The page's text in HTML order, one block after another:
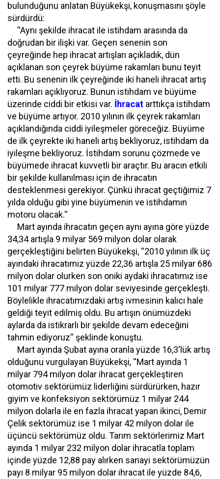
bulunduğunu anlatan Büyükekşi, konuşmasını şöyle
sürdürdü:
''Aynı şekilde ihracat ile istihdam arasında da
doğrudan bir ilişki var. Geçen senenin son
çeyreğinde hep ihracat artışları açıkladık, dün
açıklanan son çeyrek büyüme rakamları bunu teyit
etti. Bu senenin ilk çeyreğinde iki haneli ihracat artış
rakamları açıklıyoruz. Bunun istihdam ve büyüme
üzerinde ciddi bir etkisi var. İhracat arttıkça istihdam
ve büyüme artıyor. 2010 yılının ilk çeyrek rakamları
açıklandığında ciddi iyileşmeler göreceğiz. Büyüme
de ilk çeyrekte iki haneli artış bekliyoruz, istihdam da
iyileşme bekliyoruz. İstihdam sorunu çözmede ve
büyümede ihracat kuvvetli bir araçtır. Bu aracın etkili
bir şekilde kullanılması için de ihracatın
desteklenmesi gerekiyor. Çünkü ihracat geçtiğimiz 7
yılda olduğu gibi yine büyümenin ve istihdamın
motoru olacak.''
Mart ayında ihracatın geçen aynı ayına göre yüzde
34,34 artışla 9 milyar 569 milyon dolar olarak
gerçekleştiğini belirten Büyükekşi, ''2010 yılının ilk üç
ayındaki ihracatımız yüzde 22,36 artışla 25 milyar 686
milyon dolar olurken son oniki aydaki ihracatımız ise
101 milyar 777 milyon dolar seviyesinde gerçekleşti.
Böylelikle ihracatımızdaki artış ivmesinin kalıcı hale
geldiği teyit edilmiş oldu. Bu artışın önümüzdeki
aylarda da istikrarlı bir şekilde devam edeceğini
tahmin ediyoruz'' şeklinde konuştu.
Mart ayında Şubat ayına oranla yüzde 16,3'lük artış
olduğunu vurgulayan Büyükekşi, ''Mart ayında 1
milyar 794 milyon dolar ihracat gerçekleştiren
otomotiv sektörümüz liderliğini sürdürürken, hazır
giyim ve konfeksiyon sektörümüz 1 milyar 244
milyon dolarla ile en fazla ihracat yapan ikinci, Demir
Çelik sektörümüz ise 1 milyar 42 milyon dolar ile
üçüncü sektörümüz oldu. Tarım sektörlerimiz Mart
ayında 1 milyar 232 milyon dolar ihracatla toplam
içinde yüzde 12,88 pay alırken sanayi sektörümüzün
payı 8 milyar 95 milyon dolar ihracat ile yüzde 84,6,